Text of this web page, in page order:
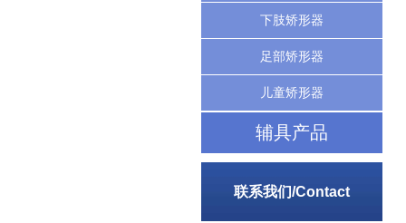
下肢矫形器
足部矫形器
儿童矫形器
辅具产品
联系我们/Contact